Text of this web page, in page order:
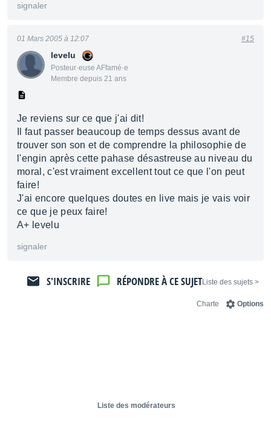
signaler
levelu
Posteur·euse AFfamé·e
Membre depuis 21 ans
01 Mars 2005 à 12:07 #15
Je reviens sur ce que j'ai dit!
Il faut passer beaucoup de temps dessus avant de
trouver son son et de comprendre la philosophie de
l'engin après cette pahase désastreuse au niveau du
moral, c'est vraiment excellent tout ce que l'on peut
faire!
J'ai encore quelques doutes en live mais je vais voir
ce que je peux faire!
A+ levelu
signaler
< Liste des sujets
RÉPONDRE À CE SUJET
S'INSCRIRE
Options
Charte
Liste des modérateurs